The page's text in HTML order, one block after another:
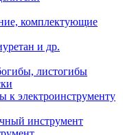
комплектующие
и др.
листогибы
к электроинструменту
инструмент